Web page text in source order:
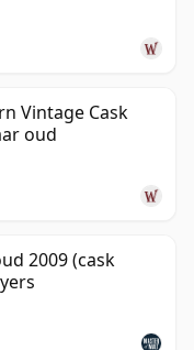
Vintage Cask
oud
2009 (cask